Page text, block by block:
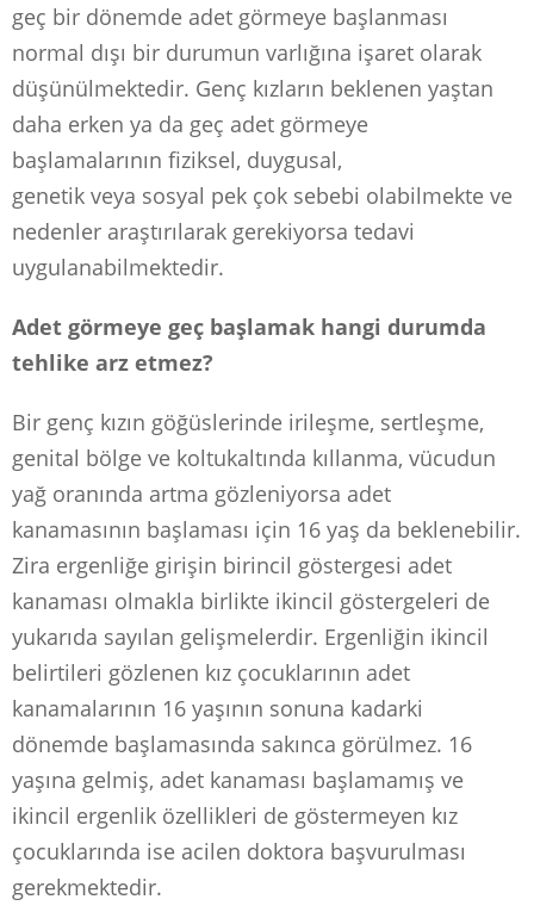
geç bir dönemde adet görmeye başlanması
normal dışı bir durumun varlığına işaret olarak
düşünülmektedir. Genç kızların beklenen yaştan
daha erken ya da geç adet görmeye
başlamalarının fiziksel, duygusal,
genetik veya sosyal pek çok sebebi olabilmekte ve
nedenler araştırılarak gerekiyorsa tedavi
uygulanabilmektedir.
Adet görmeye geç başlamak hangi durumda
tehlike arz etmez?
Bir genç kızın göğüslerinde irileşme, sertleşme,
genital bölge ve koltukaltında kıllanma, vücudun
yağ oranında artma gözleniyorsa adet
kanamasının başlaması için 16 yaş da beklenebilir.
Zira ergenliğe girişin birincil göstergesi adet
kanaması olmakla birlikte ikincil göstergeleri de
yukarıda sayılan gelişmelerdir. Ergenliğin ikincil
belirtileri gözlenen kız çocuklarının adet
kanamalarının 16 yaşının sonuna kadarki
dönemde başlamasında sakınca görülmez. 16
yaşına gelmiş, adet kanaması başlamamış ve
ikincil ergenlik özellikleri de göstermeyen kız
çocuklarında ise acilen doktora başvurulması
gerekmektedir.